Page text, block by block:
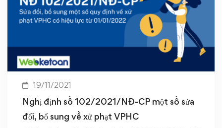
19/11/2021
Nghị định số 102/2021/NĐ-CP một số sửa
đổi, bổ sung về xử phạt VPHC